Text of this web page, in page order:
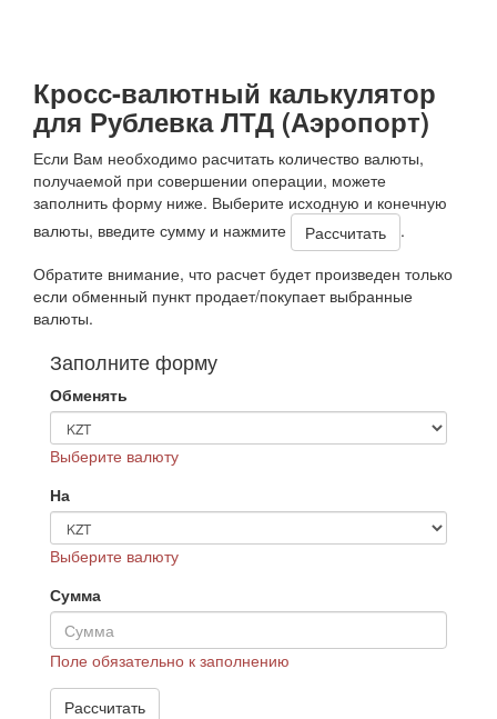
Кросс-валютный калькулятор
для Рублевка ЛТД (Аэропорт)
Если Вам необходимо расчитать количество валюты,
получаемой при совершении операции, можете
заполнить форму ниже. Выберите исходную и конечную
валюты, введите сумму и нажмите
.
Обратите внимание, что расчет будет произведен только
если обменный пункт продает/покупает выбранные
валюты.
Заполните форму
Обменять
Выберите валюту
На
Выберите валюту
Сумма
Поле обязательно к заполнению